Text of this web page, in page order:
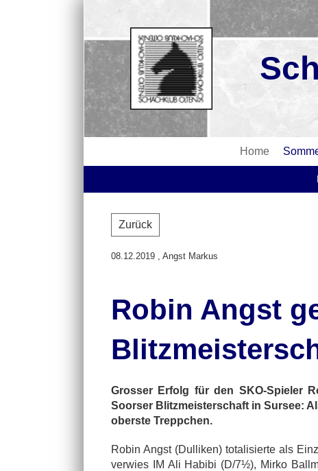
Home
Zurück
08.12.2019, Angst Markus
Robin Angst
Grosser Erfolg für den SKO-Spieler
Soorser Blitzmeisterschaft in Sursee:
oberste Treppchen.
Robin Angst (Dulliken) totalisierte als
verwies IM Ali Habibi (D/7½), Mirko